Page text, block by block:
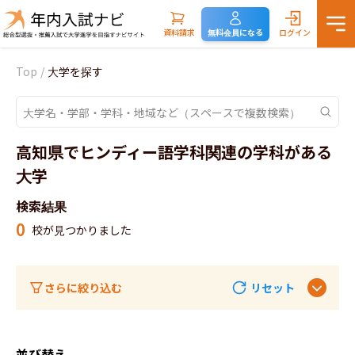
資料請求 無料会員になる ログイン
Top / 大学を探す
高知県でヒンディー語学科関連の学科がある
大学
検索結果
0 校が見つかりました
さらに絞り込む リセット